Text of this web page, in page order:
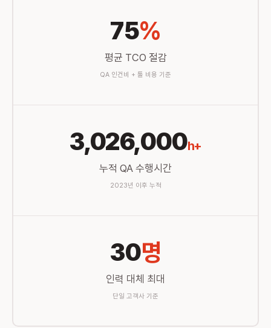
75%
평균 TCO 절감
QA 인건비 + 툴 비용 기준
3,026,000h+
누적 QA 수행시간
2023년 이후 누적
30명
인력 대체 최대
단일 고객사 기준